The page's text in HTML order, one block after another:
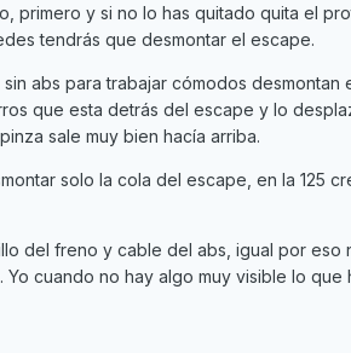
primero y si no lo has quitado quita el
tendrás que desmontar el escape.
abs para trabajar cómodos
que esta detrás del escape y lo
sale muy bien hacía arriba.
solo la cola del escape, en la 125
del freno y cable del abs, igual por eso
Yo cuando no hay algo muy visible lo